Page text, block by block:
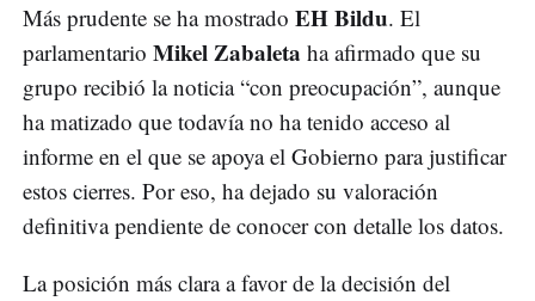
Más prudente se ha mostrado EH Bildu. El
parlamentario Mikel Zabaleta ha afirmado que su
grupo recibió la noticia “con preocupación”, aunque
ha matizado que todavía no ha tenido acceso al
informe en el que se apoya el Gobierno para justificar
estos cierres. Por eso, ha dejado su valoración
definitiva pendiente de conocer con detalle los datos.
La posición más clara a favor de la decisión del